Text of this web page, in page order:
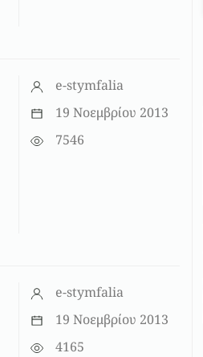
e-stymfalia
19 Νοεμβρίου 2013
7546
e-stymfalia
19 Νοεμβρίου 2013
4165